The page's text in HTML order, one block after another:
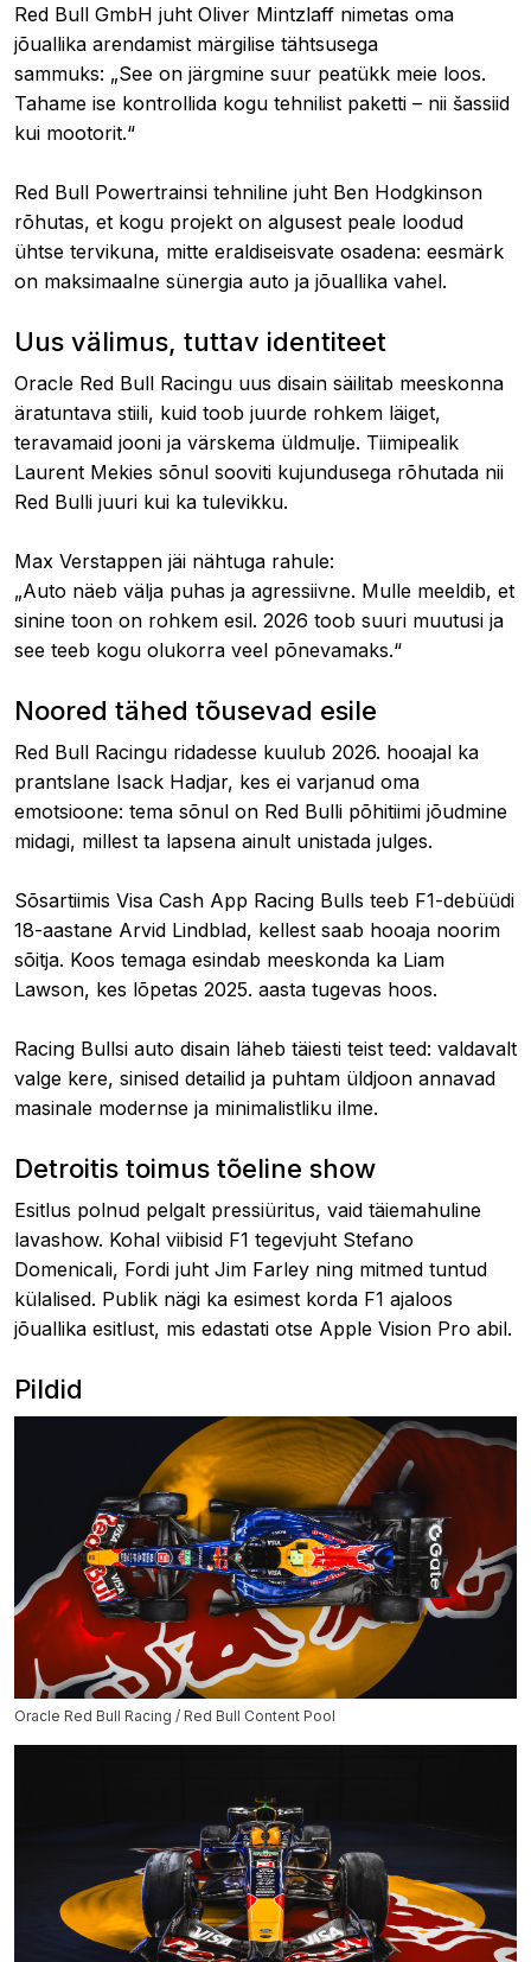
Red Bull GmbH juht Oliver Mintzlaff nimetas oma
jõuallika arendamist märgilise tähtsusega
sammuks: „See on järgmine suur peatükk meie loos.
Tahame ise kontrollida kogu tehnilist paketti – nii šassiid
kui mootorit.“
Red Bull Powertrainsi tehniline juht Ben Hodgkinson
rõhutas, et kogu projekt on algusest peale loodud
ühtse tervikuna, mitte eraldiseisvate osadena: eesmärk
on maksimaalne sünergia auto ja jõuallika vahel.
Uus välimus, tuttav identiteet
Oracle Red Bull Racingu uus disain säilitab meeskonna
äratuntava stiili, kuid toob juurde rohkem läiget,
teravamaid jooni ja värskema üldmulje. Tiimipealik
Laurent Mekies sõnul sooviti kujundusega rõhutada nii
Red Bulli juuri kui ka tulevikku.
Max Verstappen jäi nähtuga rahule:
„Auto näeb välja puhas ja agressiivne. Mulle meeldib, et
sinine toon on rohkem esil. 2026 toob suuri muutusi ja
see teeb kogu olukorra veel põnevamaks.“
Noored tähed tõusevad esile
Red Bull Racingu ridadesse kuulub 2026. hooajal ka
prantslane Isack Hadjar, kes ei varjanud oma
emotsioone: tema sõnul on Red Bulli põhitiimi jõudmine
midagi, millest ta lapsena ainult unistada julges.
Sõsartiimis Visa Cash App Racing Bulls teeb F1-debüüdi
18-aastane Arvid Lindblad, kellest saab hooaja noorim
sõitja. Koos temaga esindab meeskonda ka Liam
Lawson, kes lõpetas 2025. aasta tugevas hoos.
Racing Bullsi auto disain läheb täiesti teist teed: valdavalt
valge kere, sinised detailid ja puhtam üldjoon annavad
masinale modernse ja minimalistliku ilme.
Detroitis toimus tõeline show
Esitlus polnud pelgalt pressiüritus, vaid täiemahuline
lavashow. Kohal viibisid F1 tegevjuht Stefano
Domenicali, Fordi juht Jim Farley ning mitmed tuntud
külalised. Publik nägi ka esimest korda F1 ajaloos
jõuallika esitlust, mis edastati otse Apple Vision Pro abil.
Pildid
Oracle Red Bull Racing / Red Bull Content Pool